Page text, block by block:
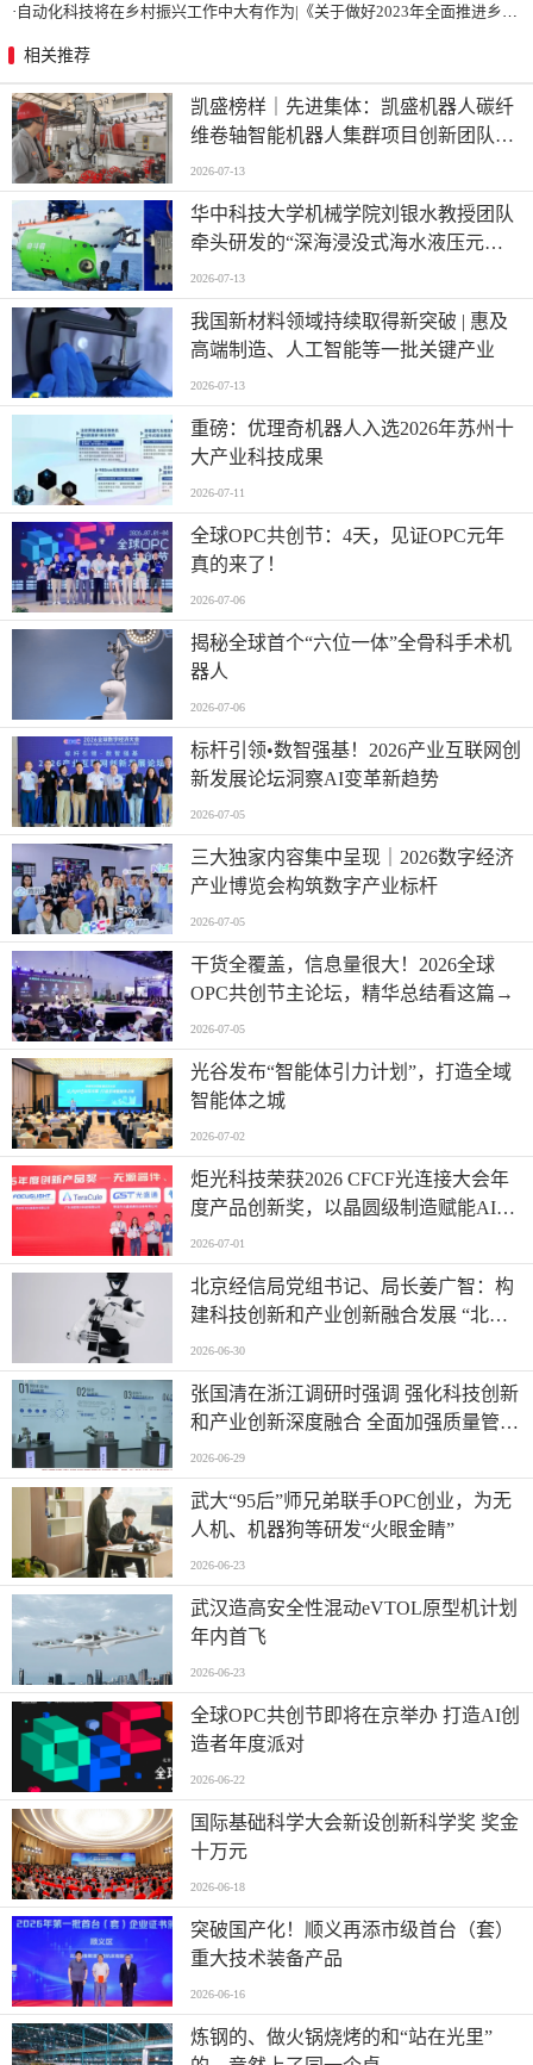
· 自动化科技将在乡村振兴工作中大有作为|《关于做好2023年全面推进乡村振兴重点工作的意见》发布
相关推荐
凯盛榜样｜先进集体：凯盛机器人碳纤
维卷轴智能机器人集群项目创新团队
——迈向“智造”新高度
2026-07-13
华中科技大学机械学院刘银水教授团队
牵头研发的“深海浸没式海水液压元件
关键技术及应用”荣获国家技术发明奖
二等奖
2026-07-13
我国新材料领域持续取得新突破 | 惠及
高端制造、人工智能等一批关键产业
2026-07-13
重磅：优理奇机器人入选2026年苏州十
大产业科技成果
2026-07-11
全球OPC共创节：4天，见证OPC元年
真的来了！
2026-07-06
揭秘全球首个“六位一体”全骨科手术机
器人
2026-07-06
标杆引领•数智强基！2026产业互联网创
新发展论坛洞察AI变革新趋势
2026-07-05
三大独家内容集中呈现｜2026数字经济
产业博览会构筑数字产业标杆
2026-07-05
干货全覆盖，信息量很大！2026全球
OPC共创节主论坛，精华总结看这篇→
2026-07-05
光谷发布“智能体引力计划”，打造全域
智能体之城
2026-07-02
炬光科技荣获2026 CFCF光连接大会年
度产品创新奖，以晶圆级制造赋能AI时
代高密度光互连
2026-07-01
北京经信局党组书记、局长姜广智：构
建科技创新和产业创新融合发展 “北京
模式” 为首都推进新型工业化注入强劲
动能
2026-06-30
张国清在浙江调研时强调 强化科技创新
和产业创新深度融合 全面加强质量管理
增加高质量供给
2026-06-29
武大“95后”师兄弟联手OPC创业，为无
人机、机器狗等研发“火眼金睛”
2026-06-23
武汉造高安全性混动eVTOL原型机计划
年内首飞
2026-06-23
全球OPC共创节即将在京举办 打造AI创
造者年度派对
2026-06-22
国际基础科学大会新设创新科学奖 奖金
十万元
2026-06-18
突破国产化！顺义再添市级首台（套）
重大技术装备产品
2026-06-16
炼钢的、做火锅烧烤的和“站在光里”